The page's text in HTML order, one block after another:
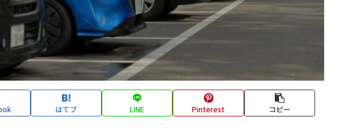
はてブ LINE Pinterest コピー